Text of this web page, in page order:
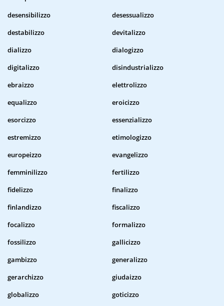
desensibilizzo
desessualizzo
destabilizzo
devitalizzo
dializzo
dialogizzo
digitalizzo
disindustrializzo
ebraizzo
elettrolizzo
equalizzo
eroicizzo
esorcizzo
essenzializzo
estremizzo
etimologizzo
europeizzo
evangelizzo
femminilizzo
fertilizzo
fidelizzo
finalizzo
finlandizzo
fiscalizzo
focalizzo
formalizzo
fossilizzo
gallicizzo
gambizzo
generalizzo
gerarchizzo
giudaizzo
globalizzo
goticizzo